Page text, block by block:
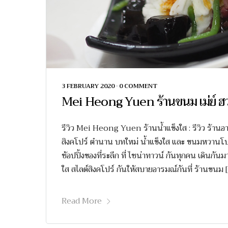
3 FEBRUARY 2020 • 0 COMMENT
Mei Heong Yuen ร้านขนม เม่ย์
รีวิว Mei Heong Yuen ร้านน้ำแข็งใส : รีวิว ร้า
สิงคโปร์ ตำนาน บทใหม่ น้ำแข็งใส และ ขนมหวาน
ช้อปปิ้งของที่ระลึก ที่ ไชน่าทาวน์ กันทุกคน เดินกันม
ใส สไลต์สิงคโปร์ กันให้สบายอารมณ์กันที่ ร้านขนม
Read More